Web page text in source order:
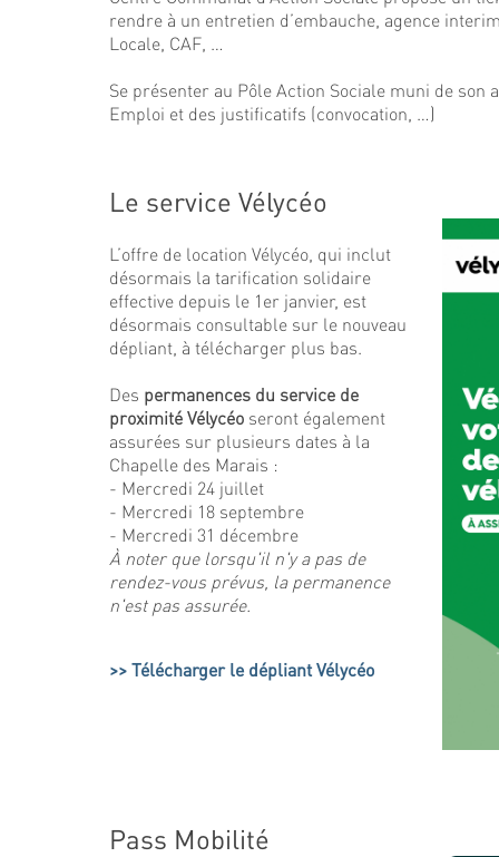
rendre à un entretien d’embauche, agence
Locale, CAF, …
Se présenter au Pôle Action Sociale muni de son
Emploi et des justificatifs (convocation, …)
Le service Vélycéo
L’offre de location Vélycéo, qui inclut
désormais la tarification solidaire
effective depuis le 1er janvier, est
désormais consultable sur le nouveau
dépliant, à télécharger plus bas.
Des permanences du service de
proximité Vélycéo seront également
assurées sur plusieurs dates à la
Chapelle des Marais :
- Mercredi 24 juillet
- Mercredi 18 septembre
- Mercredi 31 décembre
À noter que lorsqu'il n'y a pas de
rendez-vous prévus, la permanence
n'est pas assurée.
Télécharger le dépliant Vélycéo
Pass Mobilité